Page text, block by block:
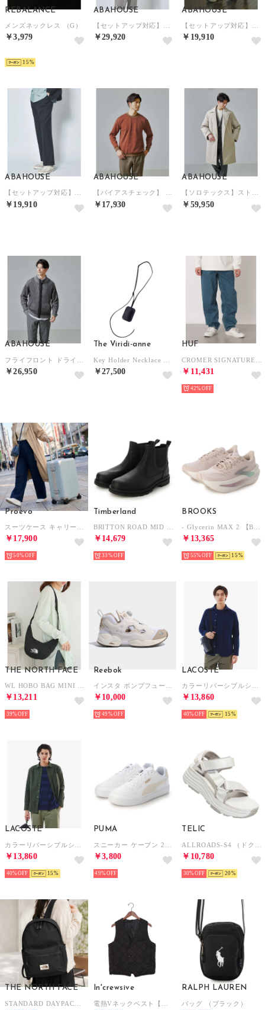
REBALANCE
メンズネックレス （G）
￥3,979
15
ABAHOUSE
￥29,920
ABAHOUSE
￥19,910
ABAHOUSE
【セットアップ対応】T/R フランス綾 2タック ワイドパンツ （ダークネイビー）
￥19,910
ABAHOUSE
【バイアスチェック】 プルオーバー （ダークオレンジ）
￥17,930
ABAHOUSE
【ソロテックス】ストレッチ ライトダウンコート （アイボリー）
￥59,950
ABAHOUSE
￥26,950
The Viridi-anne
￥27,500
HUF
￥11,431
42%
Proevo
￥17,900
50%
Timberland
￥14,679
33%
BROOKS
￥13,365
55% 15
THE NORTH FACE
￥13,211
39%
Reebok
￥10,000
49%
LACOSTE
￥13,860
40% 15
LACOSTE
￥13,860
40% 15
PUMA
￥3,800
49%
TELIC
￥10,780
30% 20
THE NORTH FACE In'crewsive RALPH LAUREN
バッグ （ブラック）